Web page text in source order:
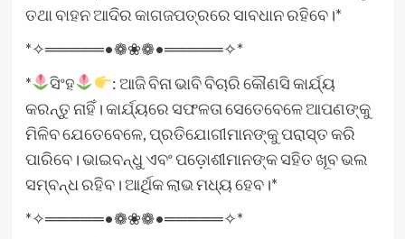
ତଥା ବାହନ ଆଦିର କାଗଜପତ୍ରରେ ସାବଧାନ ରହିବେ।*
*✧═════•❁❀❁•═════✧*
*
ସିଂହ
: ଆଜି ବିନା ଭାବି ବିଚାରି କୌଣସି କାର୍ଯ୍ୟ
କରନ୍ତୁ ନାହିଁ। କାର୍ଯ୍ୟରେ ସଫଳତା ସେତେବେଳେ ଆପଣଙ୍କୁ
ମିଳିବ ଯେତେବେଳେ, ପ୍ରତିଯୋଗୀମାନଙ୍କୁ ପରାସ୍ତ କରି
ପାରିବେ। ଭାଇବନ୍ଧୁ ଏବଂ ପଡ଼ୋଶୀମାନଙ୍କ ସହିତ ଖୂବ ଭଲ
ସମ୍ବନ୍ଧ ରହିବ। ଆର୍ଥିକ ଲାଭ ମଧ୍ୟ ହେବ।*
*✧═════•❁❀❁•═════✧*